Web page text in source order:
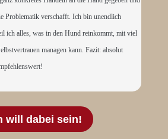
Problematik verschafft. Ich bin unendlich
ich alles, was in den Hund reinkommt, mit viel
managen kann. Fazit: absolut
will dabei sein!